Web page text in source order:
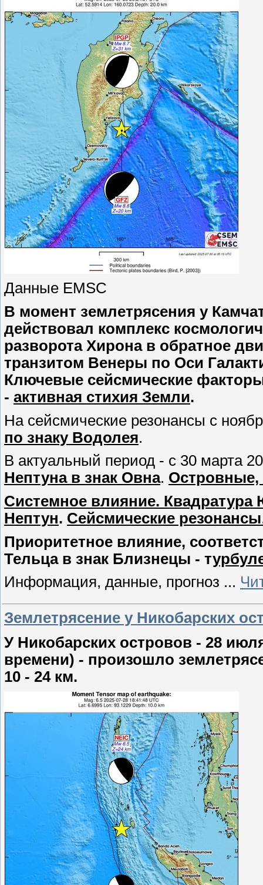
Данные EMSC
В момент землетрясения у
действовал комплекс
разворота Хирона в обратное
транзитом Венеры по Оси
Ключевые сейсмические
- активная стихия Земли.
На сейсмические резонансы с
по знаку Водолея.
В актуальный период - с 30 марта
Нептуна в знак Овна. Островные,
Системное влияние. Квадратура
Нептун. Сейсмические резонансы
Приоритетное влияние,
Тельца в знак Близнецы - т
Информация, данные, прогноз ...
Землетрясение у Никобарских
У Никобарских островов - 28
времени) - произошло
10 - 24 км.